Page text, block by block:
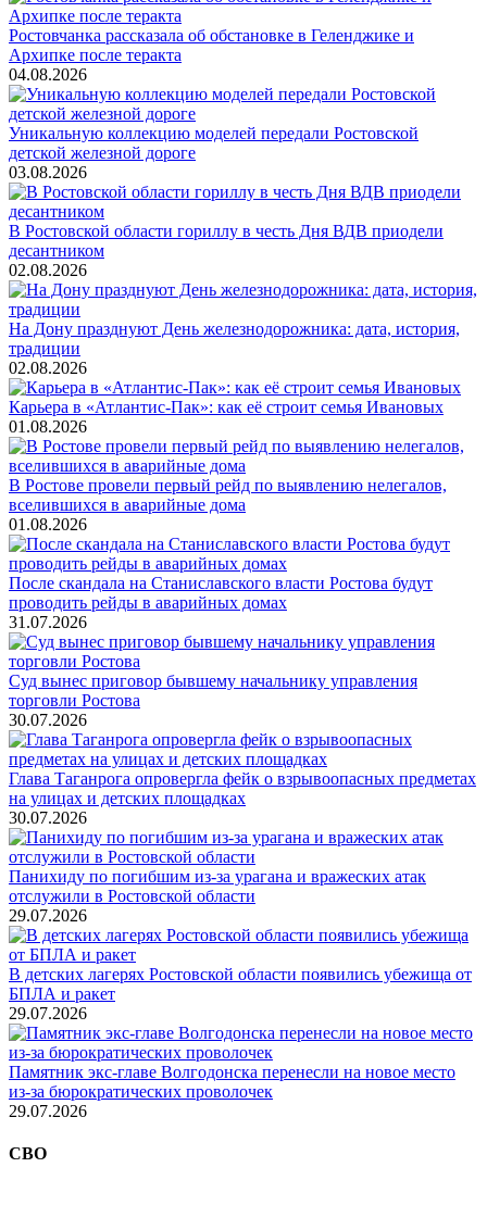
Ростовчанка рассказала об обстановке в Геленджике и
Архипке после теракта
04.08.2026
Уникальную коллекцию моделей передали Ростовской
детской железной дороге
03.08.2026
В Ростовской области гориллу в честь Дня ВДВ приодели
десантником
02.08.2026
На Дону празднуют День железнодорожника: дата, история,
традиции
02.08.2026
Карьера в «Атлантис-Пак»: как её строит семья Ивановых
01.08.2026
В Ростове провели первый рейд по выявлению нелегалов,
вселившихся в аварийные дома
01.08.2026
После скандала на Станиславского власти Ростова будут
проводить рейды в аварийных домах
31.07.2026
Суд вынес приговор бывшему начальнику управления
торговли Ростова
30.07.2026
Глава Таганрога опровергла фейк о взрывоопасных предметах
на улицах и детских площадках
30.07.2026
Панихиду по погибшим из-за урагана и вражеских атак
отслужили в Ростовской области
29.07.2026
В детских лагерях Ростовской области появились убежища от
БПЛА и ракет
29.07.2026
Памятник экс-главе Волгодонска перенесли на новое место
из-за бюрократических проволочек
29.07.2026
СВО